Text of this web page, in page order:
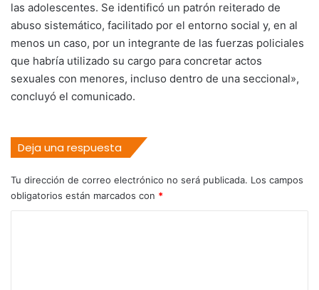
las adolescentes. Se identificó un patrón reiterado de
abuso sistemático, facilitado por el entorno social y, en al
menos un caso, por un integrante de las fuerzas policiales
que habría utilizado su cargo para concretar actos
sexuales con menores, incluso dentro de una seccional»,
concluyó el comunicado.
Deja una respuesta
Tu dirección de correo electrónico no será publicada. Los campos
obligatorios están marcados con *